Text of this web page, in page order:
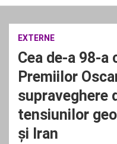
EXTERNE
Cea de-a 98-a
Premiilor
supraveghere
tensiunilor
și Iran